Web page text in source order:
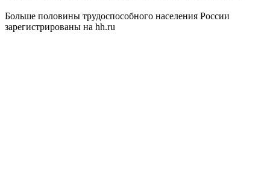
Больше половины трудоспособного населения России
зарегистрированы на hh.ru